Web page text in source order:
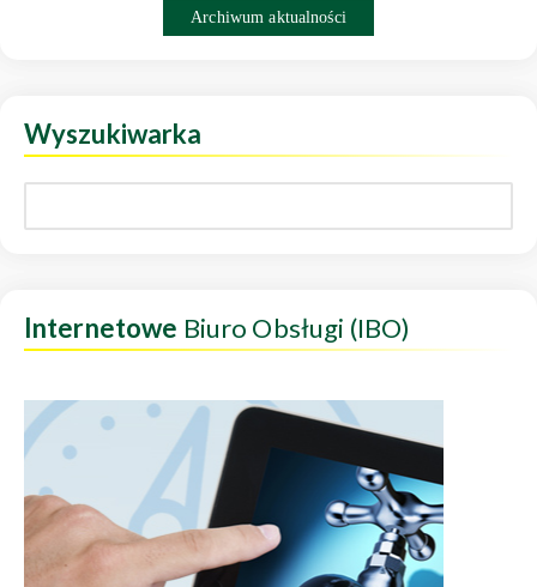
Archiwum aktualności
Wyszukiwarka
Internetowe Biuro Obsługi (IBO)